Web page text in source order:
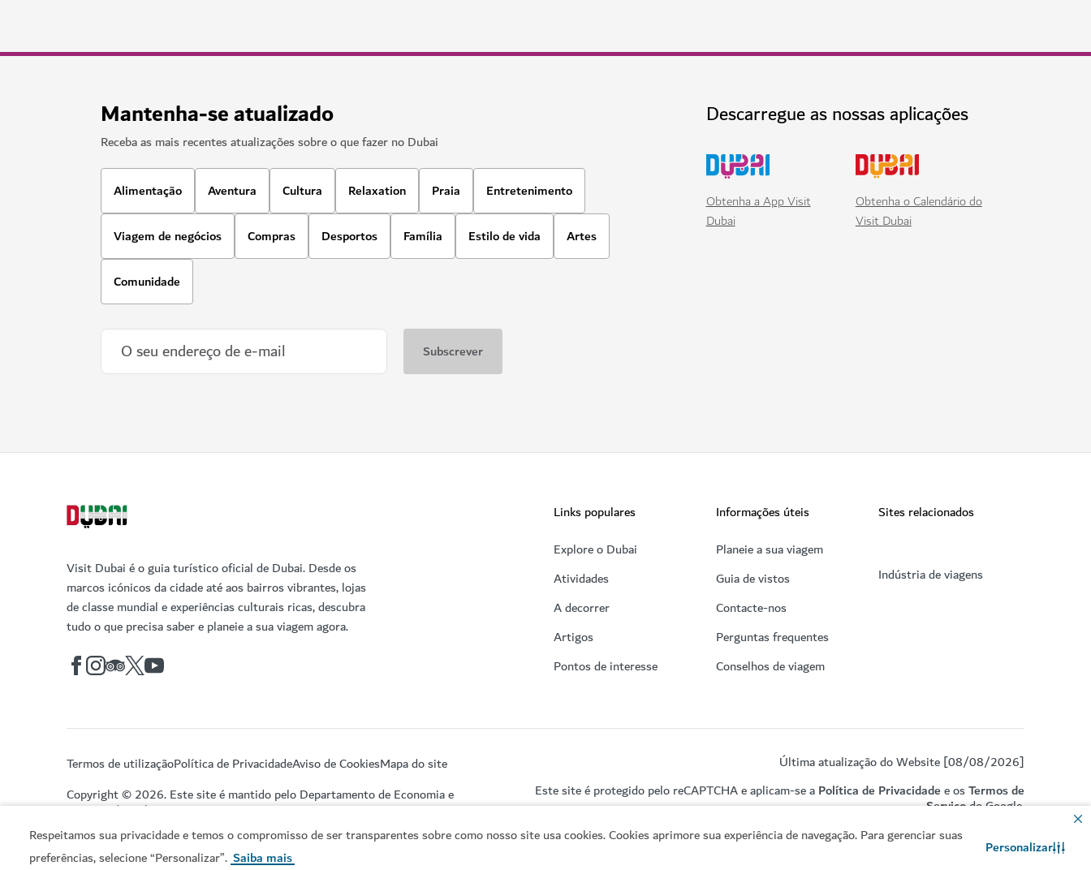
Respeitamos sua privacidade e temos o compromisso de ser transparentes sobre como nosso site usa cookies. Cookies aprimore sua experiência de navegação. Para gerenciar suas
preferências, selecione “Personalizar”. Saiba mais Personalizar
Mantenha-se atualizado
Receba as mais recentes atualizações sobre o que fazer no Dubai
Alimentação Aventura Cultura Relaxation Praia Entretenimento
Viagem de negócios Compras Desportos Família Estilo de vida Artes
Comunidade
Descarregue as nossas aplicações
Obtenha a App Visit
Dubai
Obtenha o Calendário do
Visit Dubai
Visit Dubai é o guia turístico oficial de Dubai. Desde os
marcos icónicos da cidade até aos bairros vibrantes, lojas
de classe mundial e experiências culturais ricas, descubra
tudo o que precisa saber e planeie a sua viagem agora.
Links populares
Explore o Dubai
Atividades
A decorrer
Artigos
Pontos de interesse
Informações úteis
Planeie a sua viagem
Guia de vistos
Contacte-nos
Perguntas frequentes
Conselhos de viagem
Sites relacionados
Indústria de viagens
Termos de utilizaçãoPolítica de PrivacidadeAviso de CookiesMapa do site
Copyright © 2026. Este site é mantido pelo Departamento de Economia e
Turismo do Dubai.
Última atualização do Website [08/08/2026]
Este site é protegido pelo reCAPTCHA e aplicam-se aPolítica de Privacidadee osTermos de
Serviçodo Google.